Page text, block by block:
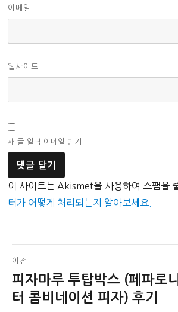
이메일
웹사이트
새 글 알림 이메일 받기
이 사이트는 Akismet을 사용하여 스팸을
터가 어떻게 처리되는지 알아보세요.
글
탐
색
이전
이
전
피자마루 투탑박스 (페파로
터 콤비네이션 피자) 후기